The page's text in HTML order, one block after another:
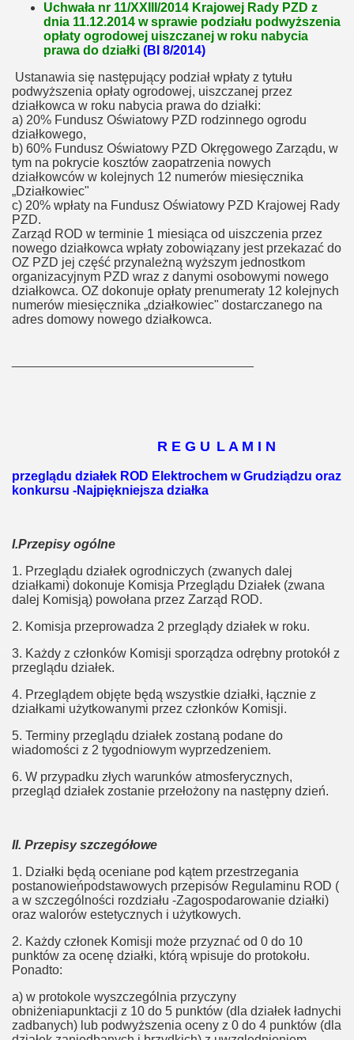
Uchwała nr 11/XXIII/2014 Krajowej Rady PZD z
dnia 11.12.2014 w sprawie podziału podwyższenia
opłaty ogrodowej uiszczanej w roku nabycia
prawa do działki (BI 8/2014)
Ustanawia się następujący podział wpłaty z tytułu
podwyższenia opłaty ogrodowej, uiszczanej przez
działkowca w roku nabycia prawa do działki:
a) 20% Fundusz Oświatowy PZD rodzinnego ogrodu
działkowego,
b) 60% Fundusz Oświatowy PZD Okręgowego Zarządu, w
tym na pokrycie kosztów zaopatrzenia nowych
działkowców w kolejnych 12 numerów miesięcznika
„Działkowiec"
c) 20% wpłaty na Fundusz Oświatowy PZD Krajowej Rady
PZD.
Zarząd ROD w terminie 1 miesiąca od uiszczenia przez
nowego działkowca wpłaty zobowiązany jest przekazać do
OZ PZD jej część przynależną wyższym jednostkom
organizacyjnym PZD wraz z danymi osobowymi nowego
działkowca. OZ dokonuje opłaty prenumeraty 12 kolejnych
numerów miesięcznika „działkowiec" dostarczanego na
adres domowy nowego działkowca.
R E G U L A M I N
przeglądu działek ROD Elektrochem w Grudziądzu oraz
konkursu -Najpiękniejsza działka
I.Przepisy ogólne
1. Przeglądu działek ogrodniczych (zwanych dalej
działkami) dokonuje Komisja Przeglądu Działek (zwana
dalej Komisją) powołana przez Zarząd ROD.
2. Komisja przeprowadza 2 przeglądy działek w roku.
3. Każdy z członków Komisji sporządza odrębny protokół z
przeglądu działek.
4. Przeglądem objęte będą wszystkie działki, łącznie z
działkami użytkowanymi przez członków Komisji.
5. Terminy przeglądu działek zostaną podane do
wiadomości z 2 tygodniowym wyprzedzeniem.
6. W przypadku złych warunków atmosferycznych,
przegląd działek zostanie przełożony na następny dzień.
II. Przepisy szczegółowe
1. Działki będą oceniane pod kątem przestrzegania
postanowieńpodstawowych przepisów Regulaminu ROD (
a w szczególności rozdziału -Zagospodarowanie działki)
oraz walorów estetycznych i użytkowych.
2. Każdy członek Komisji może przyznać od 0 do 10
punktów za ocenę działki, którą wpisuje do protokołu.
Ponadto:
a) w protokole wyszczególnia przyczyny
obniżeniapunktacji z 10 do 5 punktów (dla działek ładnychi
zadbanych) lub podwyższenia oceny z 0 do 4 punktów (dla